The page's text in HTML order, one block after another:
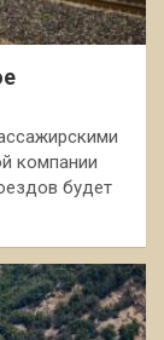
компании
будет